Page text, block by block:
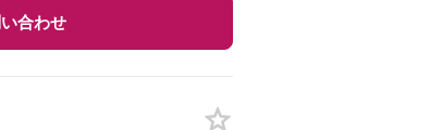
合わせ